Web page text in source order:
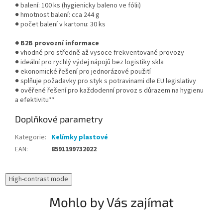
● balení: 100 ks (hygienicky baleno ve fólii)
● hmotnost balení: cca 244 g
● počet balení v kartonu: 30 ks
● B2B provozní informace
● vhodné pro středně až vysoce frekventované provozy
● ideální pro rychlý výdej nápojů bez logistiky skla
● ekonomické řešení pro jednorázové použití
● splňuje požadavky pro styk s potravinami dle EU legislativy
● ověřené řešení pro každodenní provoz s důrazem na hygienu
a efektivitu**
Doplňkové parametry
Kategorie: Kelímky plastové
EAN: 8591199732022
High-contrast mode
Mohlo by Vás zajímat